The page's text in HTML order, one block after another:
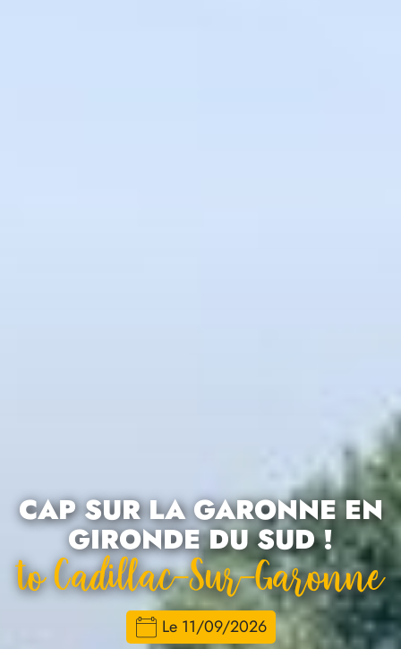
CAP SUR LA GARONNE EN
GIRONDE DU SUD !
To Cadillac-Sur-Garonne
Le 11/09/2026